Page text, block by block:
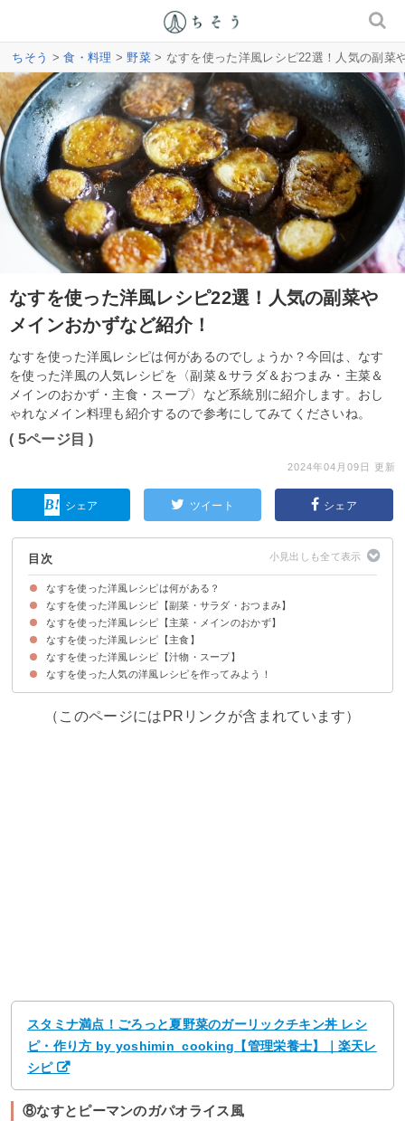
ちそう >食・料理 >野菜> なすを使った洋風レシピ22選！人気の副菜
なすを使った洋風レシピ22選！人気の副菜や
メインおかずなど紹介！
なすを使った洋風レシピは何があるのでしょうか？今回は、なす
を使った洋風の人気レシピを〈副菜＆サラダ＆おつまみ・主菜＆
メインのおかず・主食・スープ〉など系統別に紹介します。おし
ゃれなメイン料理も紹介するので参考にしてみてくださいね。
( 5ページ目 )
2024年04月09日 更新
シェア ツイート シェア
目次
なすを使った洋風レシピは何がある？
なすを使った洋風レシピ【副菜・サラダ・おつまみ】
①おしゃれな洋風おつまみラタトゥイユ
②焼き野菜のマリネ
③おしゃれな付け合わせカポナータ
④なすのチーズ焼き
⑤なすの洋風冷や奴
なすを使った洋風レシピ【主菜・メインのおかず】
①なすの肉巻き
②なすとズッキーニとひき肉の炒め物
③なすとトマトのチーズ焼き
④なすと鶏肉のトマト煮
⑤なすと白身魚のおしゃれなグリル
⑥ハンバーグのなす巻き
なすを使った洋風レシピ【主食】
①なすと鶏肉のドリア
②なすとズッキーニのトマトリゾット
③レンジで簡単なすとツナのトマトパスタ
④なすと夏野菜のカレーうどん
⑤なすのカレーライス
⑥なすのボロネーゼ
⑦なすとトマトのガーリックチキン丼
⑧なすとピーマンのガパオライス風
なすを使った洋風レシピ【汁物・スープ】
①なすとキャベツのミネストローネ
②なすとピーマンのスープカレー
③なすとエビのトマトスープ
なすを使った人気の洋風レシピを作ってみよう！
（このページにはPRリンクが含まれています）
スタミナ満点！ごろっと夏野菜のガーリックチキン丼 レシ
ピ・作り方 by yoshimin_cooking【管理栄養士】｜楽天レ
シピ
⑧なすとピーマンのガパオライス風